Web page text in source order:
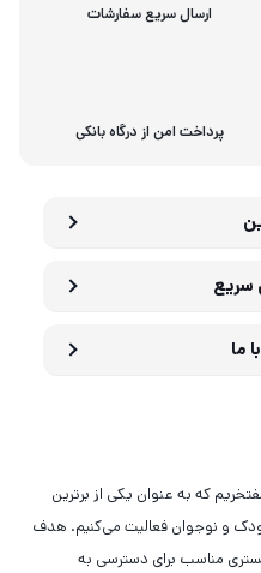
ارسال سریع سفارشات
پرداخت امن از درگاه بانکی
سریع
ما
که به عنوان یکی از برترین
و نوجوان فعالیت می‌کنیم. هدف
مناسب برای دسترسی به